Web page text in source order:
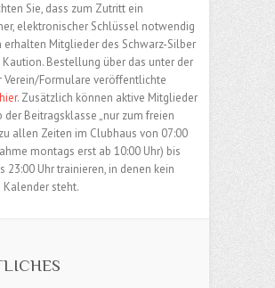
Sie, dass zum Zutritt ein
elektronischer Schlüssel notwendig
erhalten Mitglieder des Schwarz-Silber
Kaution. Bestellung über das unter der
Verein/Formulare veröffentlichte
hier. Zusätzlich können aktive Mitglieder
der Beitragsklasse „nur zum freien
allen Zeiten im Clubhaus von 07:00
montags erst ab 10:00 Uhr) bis
23:00 Uhr trainieren, in denen kein
Kalender steht.